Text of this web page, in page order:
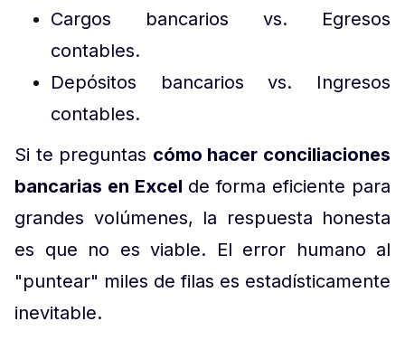
Cargos bancarios vs. Egresos
contables.
Depósitos bancarios vs. Ingresos
contables.
Si te preguntas cómo hacer conciliaciones
bancarias en Excel de forma eficiente para
grandes volúmenes, la respuesta honesta
es que no es viable. El error humano al
"puntear" miles de filas es estadísticamente
inevitable.